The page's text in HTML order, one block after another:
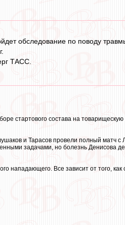
обследование по поводу
ТАСС.
стартового состава на
и Тарасов провели полный матч с
задачами, но болезнь Денисова
нападающего. Все зависит от того,